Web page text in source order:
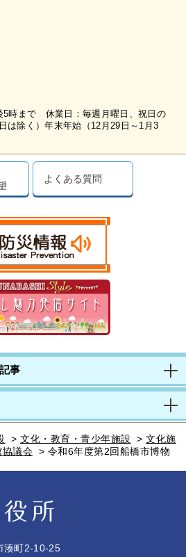
5時まで 休業日：毎週月曜日、祝日の
は除く）年末年始（12月29日～1月3
よくある質問
事
> 文化・教育・青少年施設 > 文化施
協議会 > 令和6年度第2回船橋市博物
湊町2-10-25